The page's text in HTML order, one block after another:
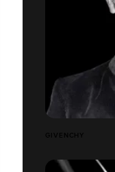
GIVENCHY